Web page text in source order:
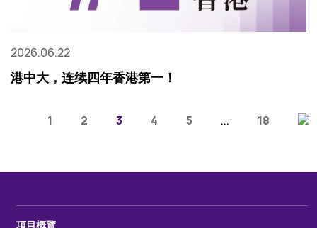
2026.06.22
港中大，连续四年香港第一！
1 2 3 4 5 ... 18
項目概覽